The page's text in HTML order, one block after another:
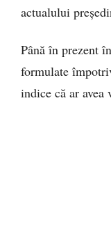
actualului
Până în prezent
formulate
indice că ar avea